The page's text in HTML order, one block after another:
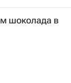
шоколада в